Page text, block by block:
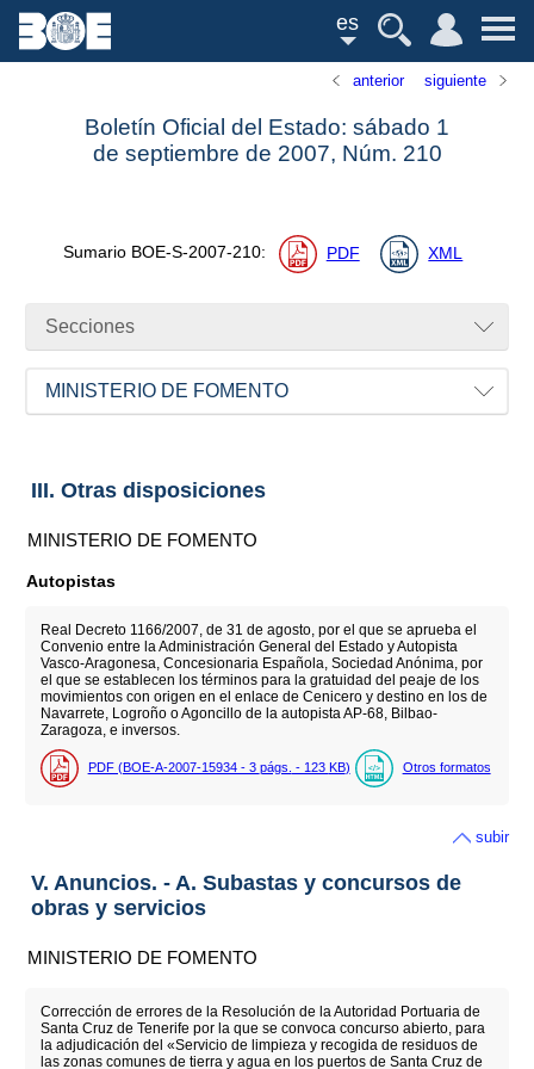
es
anterior siguiente
Boletín Oficial del Estado: sábado 1
de septiembre de 2007, Núm. 210
Sumario BOE-S-2007-210: PDF XML
Secciones
MINISTERIO DE FOMENTO
III. Otras disposiciones
MINISTERIO DE FOMENTO
Autopistas
Real Decreto 1166/2007, de 31 de agosto, por el que se aprueba el
Convenio entre la Administración General del Estado y Autopista
Vasco-Aragonesa, Concesionaria Española, Sociedad Anónima, por
el que se establecen los términos para la gratuidad del peaje de los
movimientos con origen en el enlace de Cenicero y destino en los de
Navarrete, Logroño o Agoncillo de la autopista AP-68, Bilbao-
Zaragoza, e inversos.
PDF (BOE-A-2007-15934 - 3 págs. - 123 KB) Otros formatos
subir
V. Anuncios. - A. Subastas y concursos de
obras y servicios
MINISTERIO DE FOMENTO
Corrección de errores de la Resolución de la Autoridad Portuaria de
Santa Cruz de Tenerife por la que se convoca concurso abierto, para
la adjudicación del «Servicio de limpieza y recogida de residuos de
las zonas comunes de tierra y agua en los puertos de Santa Cruz de